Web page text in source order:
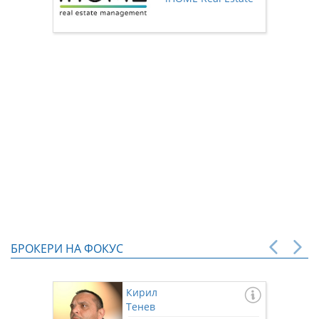
БРОКЕРИ НА ФОКУС
Кирил
Тенев